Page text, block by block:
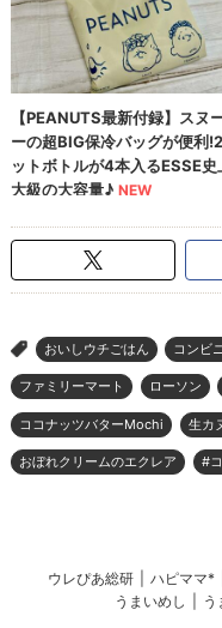
> おいしウチごはん コンビ
ファミリーマート ローソン
ココナッツバターMochi 生カ
おぼれクリームのエクレア #
ウレぴあ総研 ハピママ*
うまいめし
う